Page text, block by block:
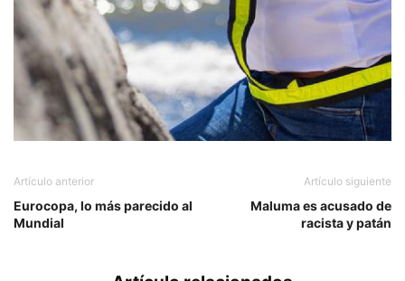
Artículo anterior
Eurocopa, lo más parecido al
Mundial
Artículo siguiente
Maluma es acusado de
racista y patán